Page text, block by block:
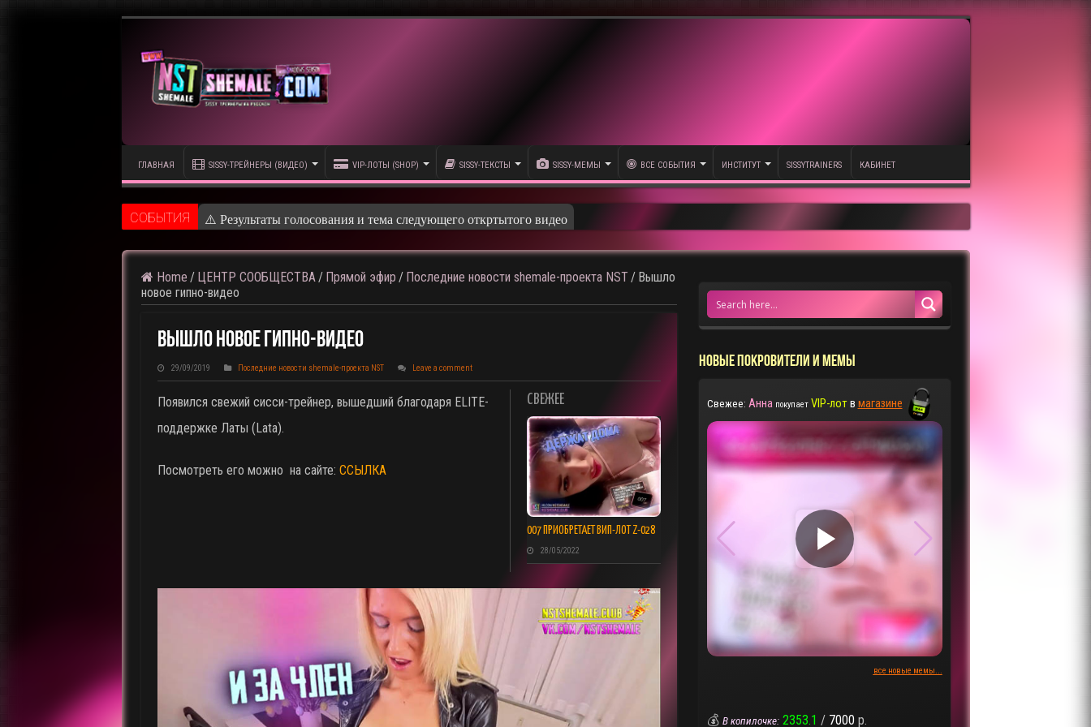
ГЛАВНАЯ SISSY-ТРЕЙНЕРЫ (ВИДЕО) VIP-ЛОТЫ (SHOP) SISSY-ТЕКСТЫ SISSY-МЕМЫ ВСЕ СОБЫТИЯ ИНСТИТУТ SISSYTRAINERS КАБИНЕТ
CОБЫТИЯ ⚠️ Результаты голосования и тема следующего откртытого видео
Home / ЦЕНТР СООБЩЕСТВА / Прямой эфир / Последние новости shemale-проекта NST / Вышло
новое гипно-видео
Вышло Новое Гипно-Видео
29/09/2019 Последние новости shemale-проекта NST Leave a comment
СВЕЖЕЕ
007 ПРИОБРЕТАЕТ ВИП-ЛОТ Z-028
28/05/2022
Появился свежий сисси-трейнер, вышедший благодаря ELITE-
поддержке Латы (Lata).
Посмотреть его можно на сайте: ССЫЛКА
НОВЫЕ ПОКРОВИТЕЛИ И МЕМЫ
Свежее: Анна покупает VIP-лотв магазине
▶
все новые мемы...
💰 В копилочке: 2353.1 / 7000 р.